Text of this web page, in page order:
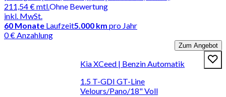
211,54 €mtl.
inkl. MwSt.
Ohne Bewertung
60 Monate Laufzeit5.000 km pro Jahr
0 € Anzahlung
Zum Angebot
Kia XCeed | Benzin Automatik
1.5 T-GDI GT-Line
Velours/Pano/18" Voll